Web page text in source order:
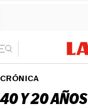
CRÓNICA
40 Y 20